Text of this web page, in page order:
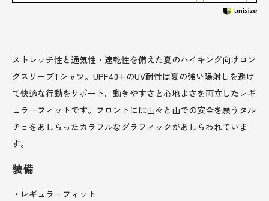
ストレッチ性と通気性・速乾性を備えた夏のハイキング向けロン
グスリーブTシャツ。UPF40+のUV耐性は夏の強い陽射しを避け
て快適な行動をサポート。動きやすさと心地よさを両立したレギ
ュラーフィットです。フロントには山々と山での安全を願うタル
チョをあしらったカラフルなグラフィックがあしらわれていま
す。
装備
・レギュラーフィット